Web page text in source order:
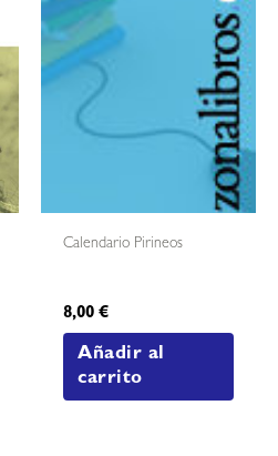
Calendario Pirineos
8,00€
Añadir al
carrito